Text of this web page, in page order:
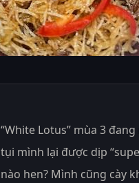
“White Lotus” mùa 3
tụi mình lại được dịp
nào hen? Mình cũng cày